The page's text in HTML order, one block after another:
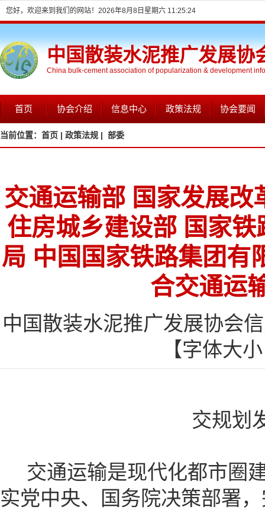
您好，欢迎来到我们的网站！ 2026年8月8日星期六 11:25:25
中国散装水泥推广发展协
China bulk-cement association of popularization & development
首页 协会介绍 信息中心 政策法规 协会要闻
当前位置： 首页 | 政策法规 | 部委
交通运输部 国家发展改
住房城乡建设部 国家
局 中国国家铁路集团有
合交通运
中国散装水泥推广发展协会
【字体大
交规划
交通运输是现代化都市圈
实党中央、国务院决策部署